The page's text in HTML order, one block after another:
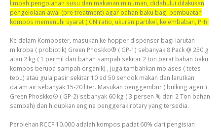
limbah pengolahan susu dan makanan minuman, didahului dilakukan
pengelolaan awal (pre treatment) agar bahan baku bagi pembuatan
kompos memenuhi syarat ( CN ratio, ukuran partikel, kelembaban, PH).
Ke dalam Komposter, masukan ke hopper dispenser bagi larutan
mikroba ( probiotik) Green Phoskko® ( GP-1) sebanyak 8 Pack @ 250 g
atau 2 kg ( 1 permil dari bahan sampah sekitar 2 ton berat bahan baku
kompos berupa sampah organik) , juga tambahkan molases ( tetes
tebu) atau gula pasir sekitar 10 sd 50 sendok makan dan larutkan
dalam air sebanyak 15-20 liter. Masukan penggembur ( bulking agent)
Green Phoskko® ( GP-2) sebanyak 60 kg ( 3 persen % dari 2 Ton bahan
sampah) dan hidupkan engine penggerak rotary yang tersedia.
Perolehan RCCF 10.000 adalah kompos padat 60% dari pengisian